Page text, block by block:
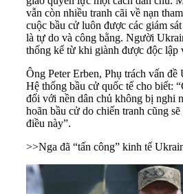
vẫn còn nhiều tranh cãi về nạn
cuộc bầu cử luôn được các giám
là tự do và công bằng. Người
thống kể từ khi giành được độc lập
Ông Peter Erben, Phụ trách vấn
Hệ thống bầu cử quốc tế cho biết:
đối với nền dân chủ không bị nghi
hoãn bầu cử do chiến tranh cũng
điều này”.
>>Nga đã “tấn công” kinh tế